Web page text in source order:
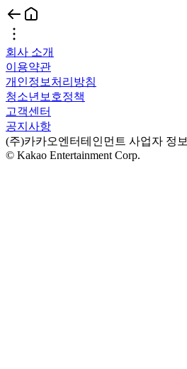
회사 소개
이용약관
개인정보처리방침
청소년보호정책
고객센터
공지사항
(주)카카오엔터테인먼트 사업자 정보
© Kakao Entertainment Corp.